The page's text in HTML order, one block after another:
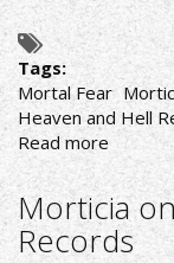
Tags:
Mortal Fear
Heaven and Hell
Read more about
Mortal
Fear
Morticia
Records